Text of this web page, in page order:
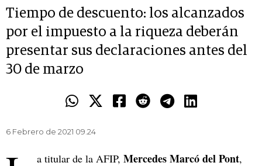
Tiempo de descuento: los alcanzados
por el impuesto a la riqueza deberán
presentar sus declaraciones antes del
30 de marzo
6 Febrero de 2021 09.24
a titular de la AFIP, Mercedes Marcó del Pont,